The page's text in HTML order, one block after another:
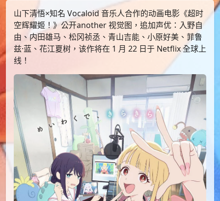
山下清悟×知名 Vocaloid 音乐人合作的动画电影《超时
空辉耀姬！》公开another 视觉图，追加声优：入野自
由、内田雄马、松冈祯丞、青山吉能、小原好美、菲鲁
兹·蓝、花江夏树，该作将在 1 月 22 日于 Netflix 全球上
线！